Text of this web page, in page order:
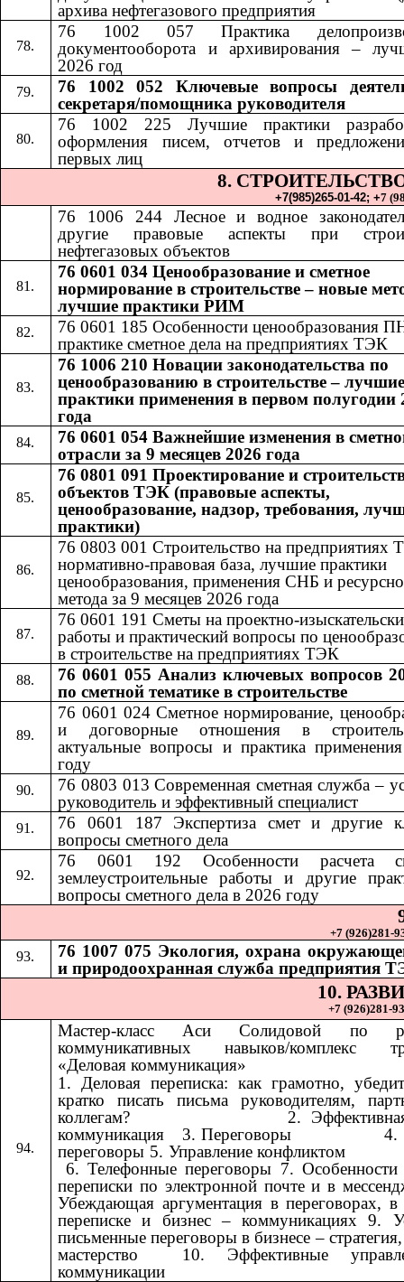
архива нефтегазового предприятия
76 1002 057 Практика
документооборота и архивирования –
2026 год
76 1002 052​​ Ключевые вопросы
секретаря/помощника руководителя
76 1002 225 Лучшие практики
оформления писем, отчетов и
первых лиц
8.
+7(985)265-01-42;​​+7
76 1006 244​​ Лесное и водное
другие правовые аспекты при
нефтегазовых объектов
76 0601 034 Ценообразование и сметное
нормирование в строительстве – новые
лучшие практики РИМ
76 0601 185 ​​Особенности ценообразования
практике сметное дела на предприятиях ТЭК
76 1006 210 Новации законодательства по
ценообразованию в строительстве –
практики применения в первом полугодии
года
76 0601 054 Важнейшие изменения в
отрасли за 9 месяцев 2026 года
76 0801 091 Проектирование и
объектов ТЭК (правовые аспекты,
ценообразование, надзор, требования,
практики)
76 0803 001 Строительство на предприятиях
нормативно-правовая база, лучшие практики
ценообразования, применения СНБ и
метода за 9 месяцев 2026 года
76 0601​​ 191​​Сметы на проектно-
работы и практический вопросы по
в строительстве на предприятиях ТЭК
76 0601 055 Анализ ключевых вопросов
по сметной тематике в строительстве
76 0601 024 Сметное нормирование,
и договорные отношения в
актуальные вопросы и практика
году
76 0803 013 Современная сметная служба –
руководитель и эффективный специалист
76 0601 187 Экспертиза смет и другие
вопросы сметного дела
76 0601 192 ​​Особенности расчета
землеустроительные работы и другие
вопросы сметного дела в 2026 году
+7 (926)281-
76 1007 075 Экология, охрана
и природоохранная служба предприятия
10.
+7 (926)281-
Мастер-класс Аси Солидовой по
коммуникативных навыков/комплекс
«Деловая коммуникация»
1. Деловая переписка: как грамотно,
кратко писать письма руководителям,
коллегам? ​​ ​​ ​​ ​​ ​​ ​​ ​​ ​​ ​​ ​​ ​​ ​​ ​​ ​​ ​​​​ 2. Эффективная
коммуникация ​​​​ 3. Переговоры ​​ ​​ ​​ ​​ ​​ ​​ ​​ ​​ ​​ ​​ ​​ ​​ ​​ ​​​​ 4.
переговоры 5. Управление конфликтом
6. Телефонные переговоры 7. Особенности
переписки по электронной почте и в
Убеждающая аргументация в переговорах, в
переписке и бизнес – коммуникациях 9.
письменные переговоры в бизнесе – стратегия,
мастерство ​​ 10. Эффективные
коммуникации​​